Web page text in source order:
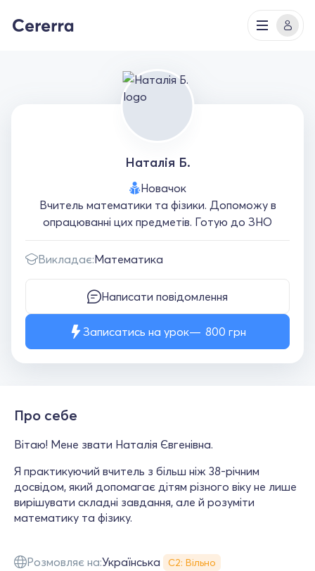
Наталія Б.
Новачок
Вчитель математики та фізики. Допоможу в
опрацюванні цих предметів. Готую до ЗНО
Викладає:Математика
Написати повідомлення
Записатись на урок 800 грн
Про себе
Вітаю! Мене звати Наталія Євгенівна.
Я практикуючий вчитель з більш ніж 38-річним
досвідом, який допомагає дітям різного віку не лише
вирішувати складні завдання, але й розуміти
математику та фізику.
Розмовляє на:Українська С2: Вільно